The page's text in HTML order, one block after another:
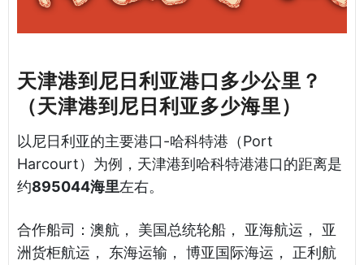
天津港到尼日利亚港口多少公里？
（天津港到尼日利亚多少海里）
以尼日利亚的主要港口-哈科特港（Port
Harcourt）为例，天津港到哈科特港港口的距离是
约895044海里左右。
合作船司：澳航， 美国总统轮船， 亚海航运， 亚
洲货柜航运， 东海运输， 博亚国际海运， 正利航